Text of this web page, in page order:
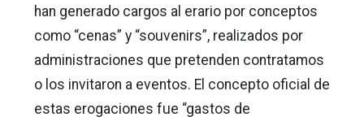
han generado cargos al erario por conceptos
como “cenas” y “souvenirs”, realizados por
administraciones que pretenden contratamos
o los invitaron a eventos. El concepto oficial de
estas erogaciones fue “gastos de